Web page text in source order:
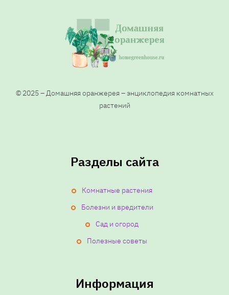
© 2025 – Домашняя оранжерея – энциклопедия комнатных
растений
Разделы сайта
Комнатные растения
Болезни и вредители
Сад и огород
Полезные советы
Информация